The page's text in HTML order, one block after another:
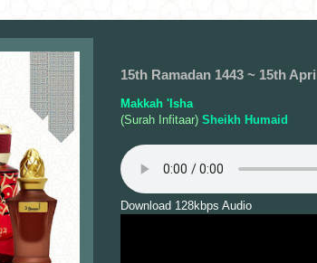
15th Ramadan 1443 ~ 15th
Makkah 'Isha
(Surah Infitaar) Sheikh Humaid
Download 128kbps Audio